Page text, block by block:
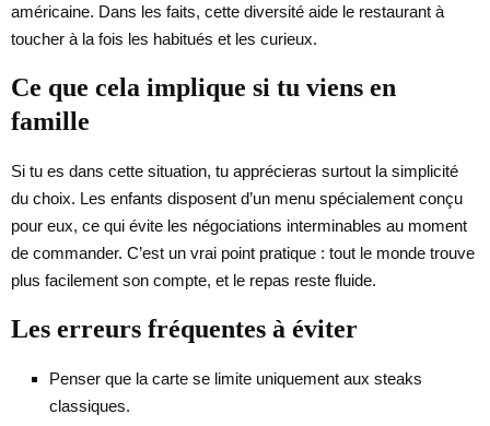
américaine. Dans les faits, cette diversité aide le restaurant à
toucher à la fois les habitués et les curieux.
Ce que cela implique si tu viens en
famille
Si tu es dans cette situation, tu apprécieras surtout la simplicité
du choix. Les enfants disposent d’un menu spécialement conçu
pour eux, ce qui évite les négociations interminables au moment
de commander. C’est un vrai point pratique : tout le monde trouve
plus facilement son compte, et le repas reste fluide.
Les erreurs fréquentes à éviter
Penser que la carte se limite uniquement aux steaks
classiques.